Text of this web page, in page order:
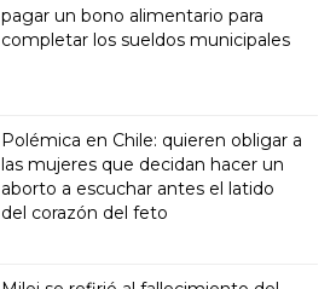
pagar un bono alimentario para
completar los sueldos municipales
Polémica en Chile: quieren obligar a
las mujeres que decidan hacer un
aborto a escuchar antes el latido
del corazón del feto